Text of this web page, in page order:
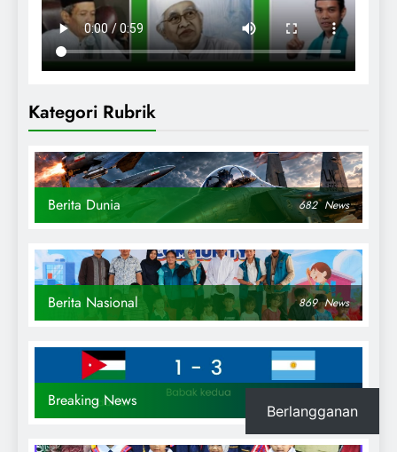
Kategori Rubrik
Berita Dunia 682 News
Berita Nasional 869 News
Breaking News
Berlangganan